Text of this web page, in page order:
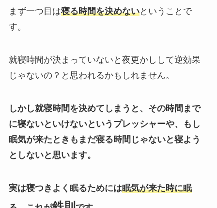
まず一つ目は寝る時間を決めないということで
す。
就寝時間が決まっていないと夜更かしして逆効果
じゃないの？と思われるかもしれません。
しかし就寝時間を決めてしまうと、その時間まで
に寝ないといけないというプレッシャーや、もし
眠気が来たときもまだ寝る時間じゃないと寝よう
としないと思います。
実は寝つきよく眠るためには眠気が来た時に眠